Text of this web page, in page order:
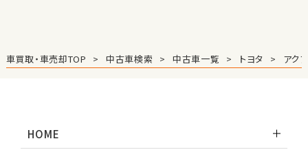
2位
3
車買取・車売却TOP 中古車検索 中古車一覧 トヨタ アクア
HOME